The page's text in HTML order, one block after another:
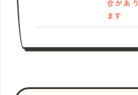
合があり
ます